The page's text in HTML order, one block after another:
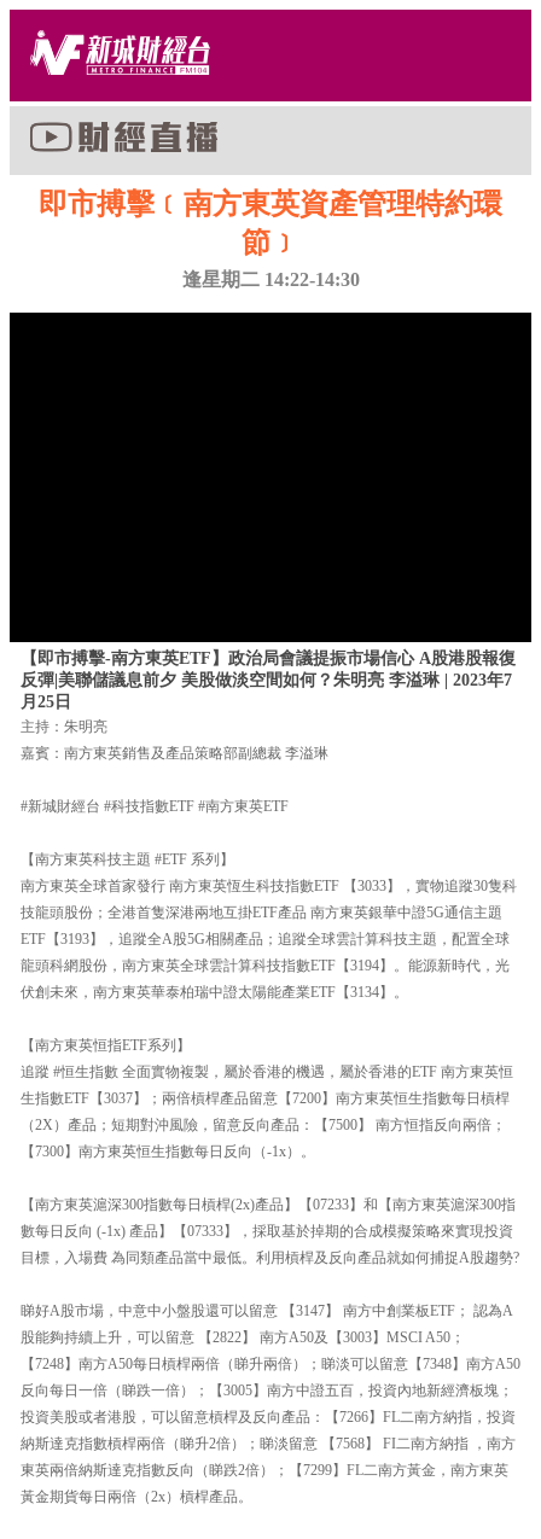
即市搏擊﹝南方東英資產管理特約環
節﹞
逢星期二 14:22-14:30
【即市搏擊-南方東英ETF】政治局會議提振市場信心 A股港股報復
反彈|美聯儲議息前夕 美股做淡空間如何？朱明亮 李溢琳 | 2023年7
月25日
主持：朱明亮
嘉賓：南方東英銷售及產品策略部副總裁 李溢琳
#新城財經台 #科技指數ETF #南方東英ETF
【南方東英科技主題 #ETF 系列】
南方東英全球首家發行 南方東英恆生科技指數ETF 【3033】，實物追蹤30隻科
技龍頭股份；全港首隻深港兩地互掛ETF產品 南方東英銀華中證5G通信主題
ETF【3193】，追蹤全A股5G相關產品；追蹤全球雲計算科技主題，配置全球
龍頭科網股份，南方東英全球雲計算科技指數ETF【3194】。能源新時代，光
伏創未來，南方東英華泰柏瑞中證太陽能產業ETF【3134】。
【南方東英恒指ETF系列】
追蹤 #恒生指數 全面實物複製，屬於香港的機遇，屬於香港的ETF 南方東英恒
生指數ETF【3037】；兩倍槓桿產品留意【7200】南方東英恒生指數每日槓桿
（2X）產品；短期對沖風險，留意反向產品：【7500】 南方恒指反向兩倍；
【7300】南方東英恒生指數每日反向（-1x）。
【南方東英滬深300指數每日槓桿(2x)產品】【07233】和【南方東英滬深300指
數每日反向 (-1x) 產品】【07333】，採取基於掉期的合成模擬策略來實現投資
目標，入場費 為同類產品當中最低。利用槓桿及反向產品就如何捕捉A股趨勢?
睇好A股市場，中意中小盤股還可以留意 【3147】 南方中創業板ETF； 認為A
股能夠持續上升，可以留意 【2822】 南方A50及【3003】MSCI A50；
【7248】南方A50每日槓桿兩倍（睇升兩倍）；睇淡可以留意【7348】南方A50
反向每日一倍（睇跌一倍）；【3005】南方中證五百，投資內地新經濟板塊；
投資美股或者港股，可以留意槓桿及反向產品：【7266】FL二南方納指，投資
納斯達克指數槓桿兩倍（睇升2倍）；睇淡留意 【7568】 FI二南方納指 ，南方
東英兩倍納斯達克指數反向（睇跌2倍）；【7299】FL二南方黃金，南方東英
黃金期貨每日兩倍（2x）槓桿產品。